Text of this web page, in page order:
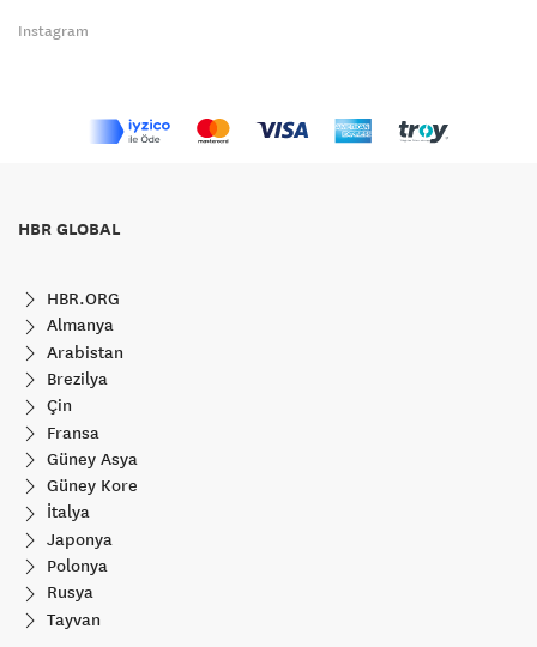
Instagram
HBR GLOBAL
HBR.ORG
Almanya
Arabistan
Brezilya
Çin
Fransa
Güney Asya
Güney Kore
İtalya
Japonya
Polonya
Rusya
Tayvan